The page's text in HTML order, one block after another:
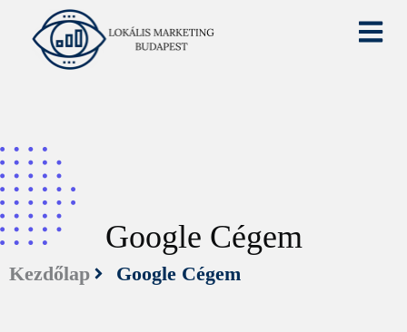
Google Cégem
Kezdőlap Google Cégem